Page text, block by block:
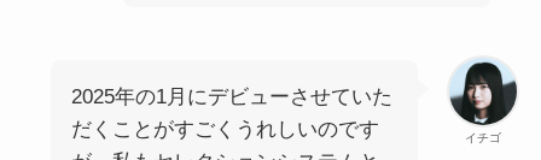
イチゴ
2025年の1月にデビューさせていた
だくことがすごくうれしいのです